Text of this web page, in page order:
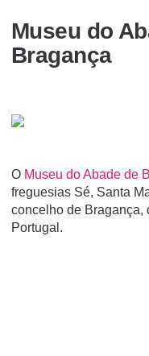
Museu do
Bragança
O Museu do Abade de
freguesias Sé, Santa
concelho de Bragança,
Portugal.